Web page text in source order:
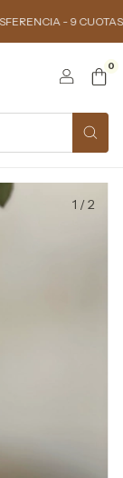
- 9 CUOTAS SIN
0
1 /2